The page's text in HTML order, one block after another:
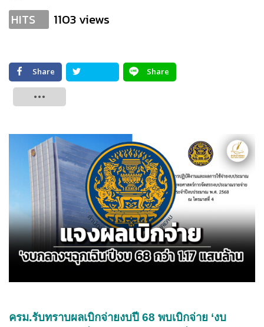
HITS 1103 views
Share
Share
ครม.รับทราบผลเบิกจ่ายงบปี 68 พบเบิกจ่าย ‘งบ